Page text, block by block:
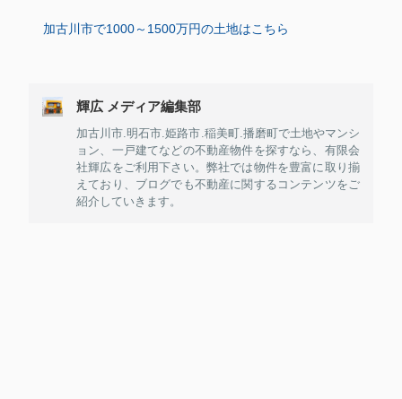
加古川市で1000～1500万円の土地はこちら
輝広 メディア編集部
加古川市.明石市.姫路市.稲美町.播磨町で土地やマンシ
ョン、一戸建てなどの不動産物件を探すなら、有限会
社輝広をご利用下さい。弊社では物件を豊富に取り揃
えており、ブログでも不動産に関するコンテンツをご
紹介していきます。